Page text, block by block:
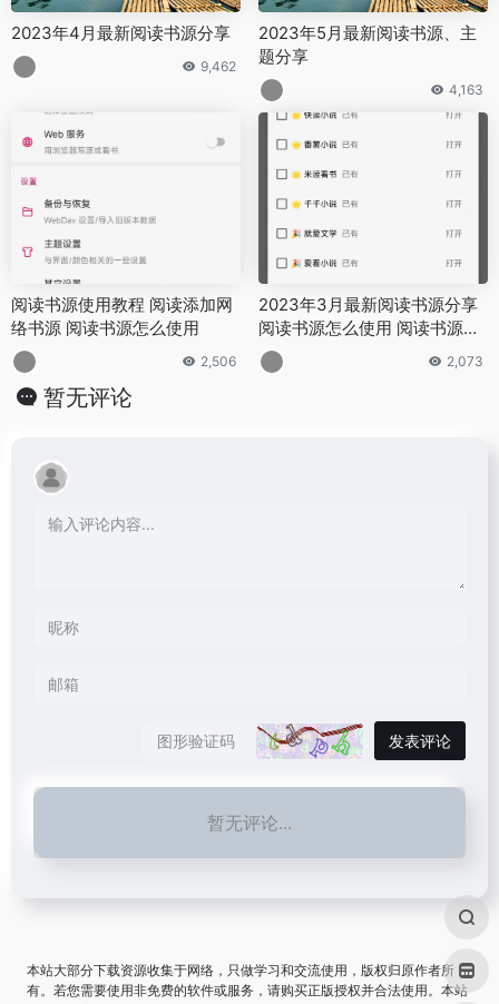
2023年4月最新阅读书源分享
9,462
2023年5月最新阅读书源、主
题分享
4,163
阅读书源使用教程 阅读添加网
络书源 阅读书源怎么使用
2,506
2023年3月最新阅读书源分享
阅读书源怎么使用 阅读书源在
哪里
2,073
暂无评论
发表评论
暂无评论...
本站大部分下载资源收集于网络，只做学习和交流使用，版权归原作者所
有。若您需要使用非免费的软件或服务，请购买正版授权并合法使用。本站